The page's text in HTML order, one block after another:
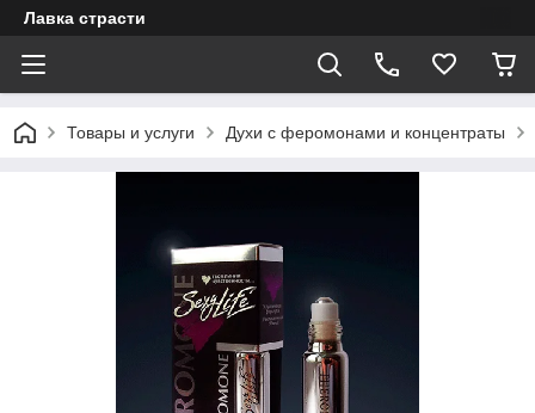
Лавка страсти
Товары и услуги Духи с феромонами и концентраты